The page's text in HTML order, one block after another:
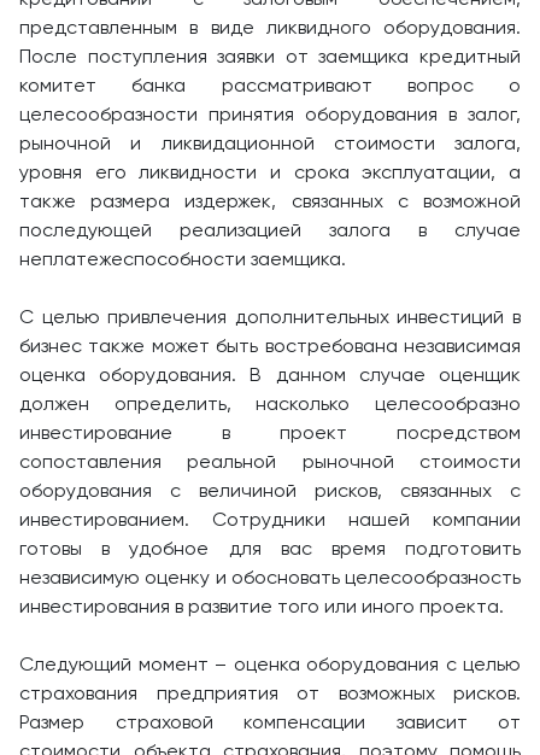
представленным в виде ликвидного оборудования.
После поступления заявки от заемщика кредитный
комитет банка рассматривают вопрос о
целесообразности принятия оборудования в залог,
рыночной и ликвидационной стоимости залога,
уровня его ликвидности и срока эксплуатации, а
также размера издержек, связанных с возможной
последующей реализацией залога в случае
неплатежеспособности заемщика.
С целью привлечения дополнительных инвестиций в
бизнес также может быть востребована независимая
оценка оборудования. В данном случае оценщик
должен определить, насколько целесообразно
инвестирование в проект посредством
сопоставления реальной рыночной стоимости
оборудования с величиной рисков, связанных с
инвестированием. Сотрудники нашей компании
готовы в удобное для вас время подготовить
независимую оценку и обосновать целесообразность
инвестирования в развитие того или иного проекта.
Следующий момент – оценка оборудования с целью
страхования предприятия от возможных рисков.
Размер страховой компенсации зависит от
стоимости объекта страхования, поэтому помощь